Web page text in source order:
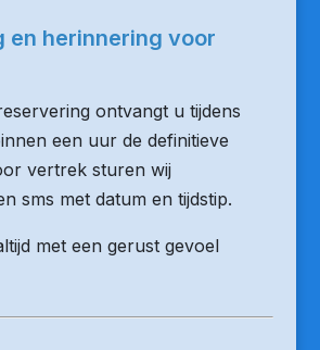
en herinnering voor
ontvangt u tijdens
een uur de definitieve
vertrek sturen wij
sms met datum en tijdstip.
met een gerust gevoel